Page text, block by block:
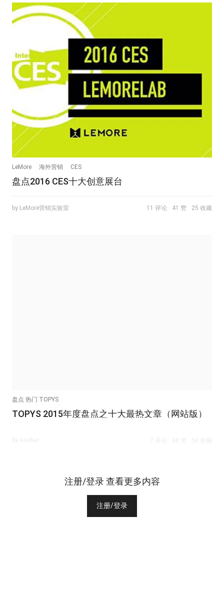
LeMore 海外营销 CES
盘点2016 CES十大创意展台
by LeMore营销实验室 11 评论 41 赞 25 收藏
盘点 热门 TOPYS
TOPYS 2015年度盘点之十大最热文章（网站版）
注册/登录 查看更多内容
注册/登录